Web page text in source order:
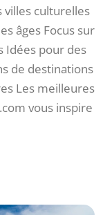
villes culturelles
âges Focus sur
Idées pour des
de destinations
Les meilleures
vous inspire